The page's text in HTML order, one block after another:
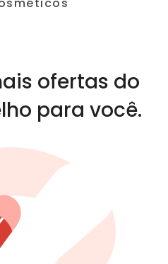
ofertas do
para você.